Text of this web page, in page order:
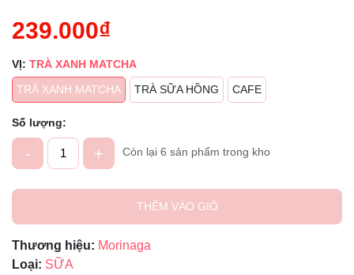
239.000₫
VỊ: TRÀ XANH MATCHA
TRÀ XANH MATCHA
TRÀ SỮA HỒNG CAFE
Số lượng:
- + Còn lại 6 sản phẩm trong kho
THÊM VÀO GIỎ
Thương hiệu: Morinaga
Loại: SỮA